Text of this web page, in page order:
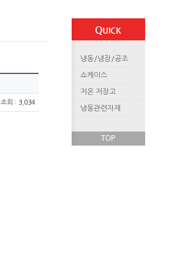
조회 : 3,034
냉동/냉장/공조
쇼케이스
저온 저장고
냉동관련자재